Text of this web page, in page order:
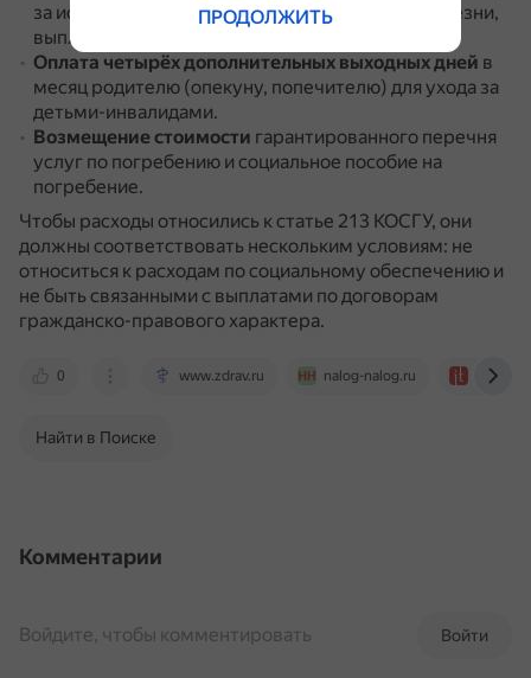
за исключением пособия за первые три дня болезни,
выплачиваемого работодателем.
Оплата четырёх дополнительных выходных дней в
месяц родителю (опекуну, попечителю) для ухода за
детьми-инвалидами.
Возмещение стоимости гарантированного перечня
услуг по погребению и социальное пособие на
погребение.
Чтобы расходы относились к статье 213 КОСГУ, они
должны соответствовать нескольким условиям: не
относиться к расходам по социальному обеспечению и
не быть связанными с выплатами по договорам
гражданско-правового характера.
0 www.zdrav.ru nalog-nalog.ru
Найти в Поиске
Комментарии
Войти
Войдите, чтобы комментировать
ПРОДОЛЖИТЬ